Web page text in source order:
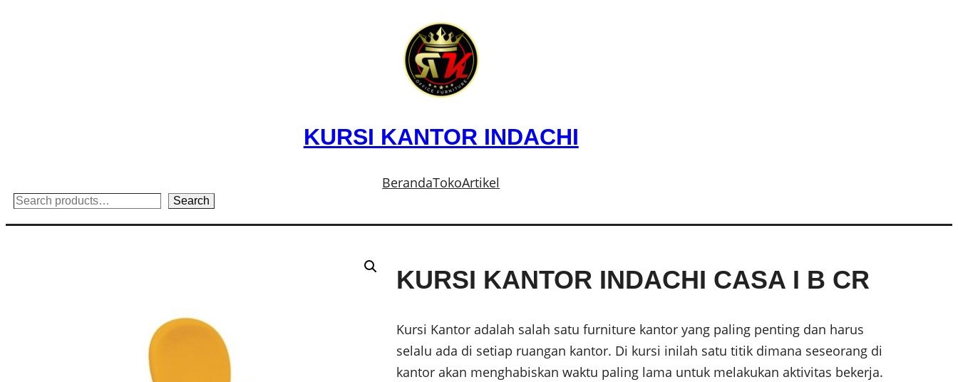
KURSI KANTOR INDACHI
BerandaTokoArtikel
Search
Search
KURSI KANTOR INDACHI CASA I B CR
Kursi Kantor adalah salah satu furniture kantor yang paling penting dan harus
selalu ada di setiap ruangan kantor. Di kursi inilah satu titik dimana seseorang di
kantor akan menghabiskan waktu paling lama untuk melakukan aktivitas bekerja.